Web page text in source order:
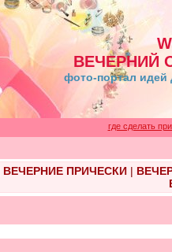
ВЕЧЕРНИЙ
фото-портал идей
где сделать
ВЕЧЕРНИЕ ПРИЧЕСКИ|